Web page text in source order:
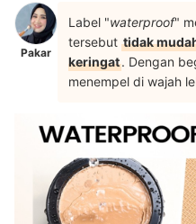
Pakar
Label "waterproof"
tersebut tidak
keringat. Dengan
menempel di wajah